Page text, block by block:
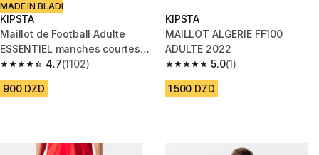
MADE IN BLADI
KIPSTA
Maillot de Football Adulte
ESSENTIEL manches courtes
noir
4.7
4.7 out of 5 stars from 1102 reviews
(1102)
900 DZD
KIPSTA
MAILLOT ALGERIE FF100
ADULTE 2022
5.0
5.0 out of 5 stars from 1
(1)
1 500 DZD